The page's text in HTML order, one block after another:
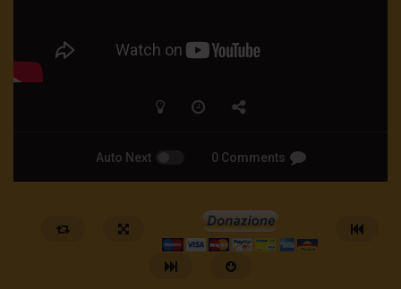
Auto Next 0 Comments